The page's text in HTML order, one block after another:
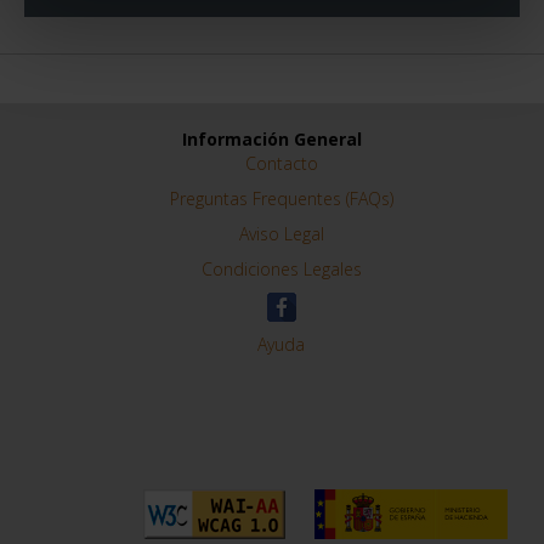
Información General
Contacto
Preguntas Frequentes (FAQs)
Aviso Legal
Condiciones Legales
Ayuda